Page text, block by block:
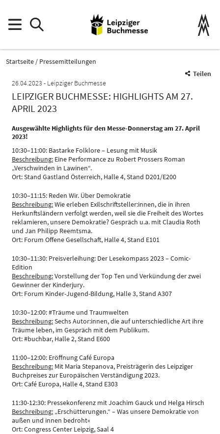
Startseite
Pressemitteilungen
Teilen
26.04.2023
Leipziger Buchmesse
LEIPZIGER BUCHMESSE: HIGHLIGHTS AM 27.
APRIL 2023
Ausgewählte Highlights für den Messe-Donnerstag am 27. April
2023!
10:30–11:00: Bastarke Folklore – Lesung mit Musik
Beschreibung: Eine Performance zu Robert Prossers Roman
„Verschwinden in Lawinen“.
Ort: Stand Gastland Österreich, Halle 4, Stand D201/E200
10:30–11:15: Reden Wir. Über Demokratie
Beschreibung:Wie erleben Exilschriftsteller:innen, die in ihren
Herkunftsländern verfolgt werden, weil sie die Freiheit des Wortes
reklamieren, unsere Demokratie? Gespräch u.a. mit Claudia Roth
und Jan Philipp Reemtsma.
Ort: Forum Offene Gesellschaft, Halle 4, Stand E101
10:30–11:30: Preisverleihung: Der Lesekompass 2023 – Comic-
Edition
Beschreibung:Vorstellung der Top Ten und Verkündung der zwei
Gewinner der Kinderjury.
Ort: Forum Kinder-Jugend-Bildung, Halle 3, Stand A307
10:30–12:00: #Träume und Traumwelten
Beschreibung:Sechs Autor:innen, die auf unterschiedliche Art ihre
Träume leben, im Gespräch mit dem Publikum.
Ort: #buchbar, Halle 2, Stand E600
11:00–12:00: Eröffnung Café Europa
Beschreibung: Mit Maria Stepanova, Preisträgerin des Leipziger
Buchpreises zur Europäischen Verständigung 2023.
Ort: Café Europa, Halle 4, Stand E303
11:30-12:30: Pressekonferenz mit Joachim Gauck und Helga Hirsch
Beschreibung: „Erschütterungen.“ – Was unsere Demokratie von
außen und innen bedroht«
Ort: Congress Center Leipzig, Saal 4